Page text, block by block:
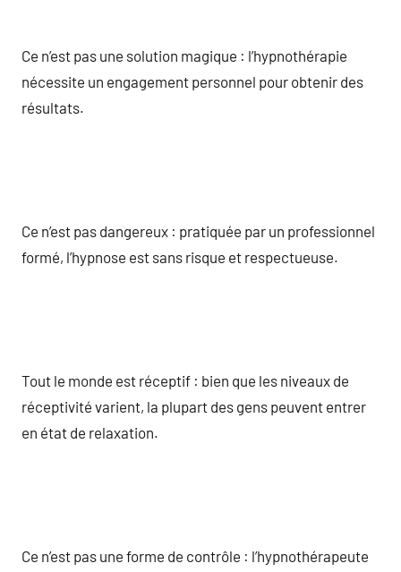
Ce n’est pas une solution magique : l’hypnothérapie
nécessite un engagement personnel pour obtenir des
résultats.
Ce n’est pas dangereux : pratiquée par un professionnel
formé, l’hypnose est sans risque et respectueuse.
Tout le monde est réceptif : bien que les niveaux de
réceptivité varient, la plupart des gens peuvent entrer
en état de relaxation.
Ce n’est pas une forme de contrôle : l’hypnothérapeute